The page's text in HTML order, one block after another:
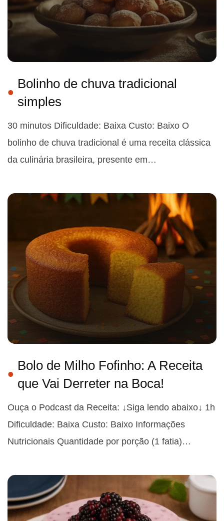
Bolinho de chuva tradicional
simples
30 minutos Dificuldade: Baixa Custo: Baixo O
bolinho de chuva tradicional é uma receita clássica
da culinária brasileira, presente em…
Bolo de Milho Fofinho: A Receita
que Vai Derreter na Boca!
Ouça o Podcast da Receita: ↓Siga lendo abaixo↓ 1h
Dificuldade: Baixa Custo: Baixo Informações
Nutricionais Quantidade por porção (1 fatia)…